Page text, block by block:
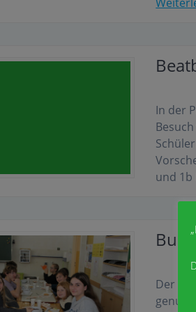
In der
und 1b
Der